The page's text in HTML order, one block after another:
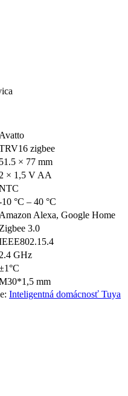
Avatto
zigbee
51.5 × 77 mm
2 × 1,5 V AA
10 °C – 40 °C
Amazon Alexa, Google Home
Zigbee 3.0
2.4 GHz
mm
Inteligentná domácnosť Tuya